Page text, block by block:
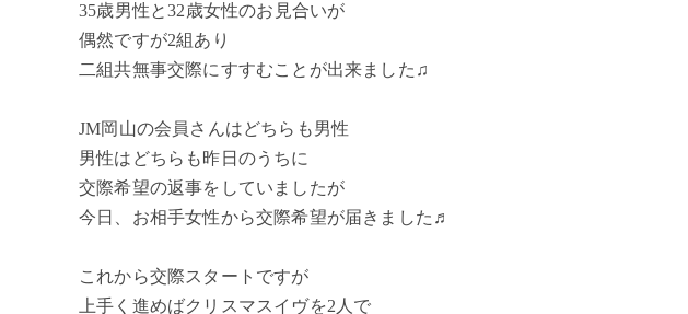
35歳男性と32歳女性のお見合いが
偶然ですが2組あり
二組共無事交際にすすむことが出来ました♫
JM岡山の会員さんはどちらも男性
男性はどちらも昨日のうちに
交際希望の返事をしていましたが
今日、お相手女性から交際希望が届きました♬
これから交際スタートですが
上手く進めばクリスマスイヴを2人で